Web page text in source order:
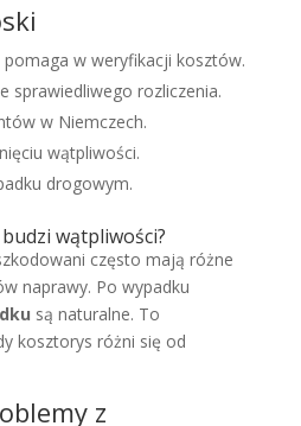
pomaga w weryfikacji kosztów.
sprawiedliwego rozliczenia.
w Niemczech.
wątpliwości.
drogowym.
wątpliwości?
często mają różne
naprawy. Po wypadku
są naturalne. To
kosztorys różni się od
z